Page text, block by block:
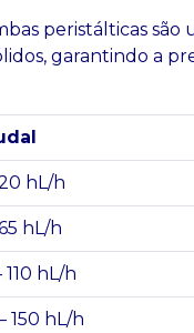
peristálticas
garantindo a
hL/h
hL/h
110 hL/h
150 hL/h